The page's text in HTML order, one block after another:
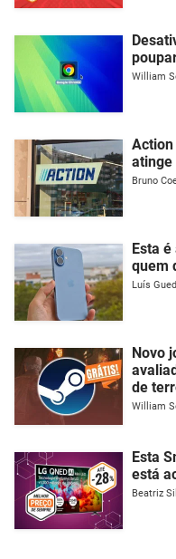
William
atinge
Bruno
Esta
quem
Luís
Novo
de
William
Esta
está
Beatriz